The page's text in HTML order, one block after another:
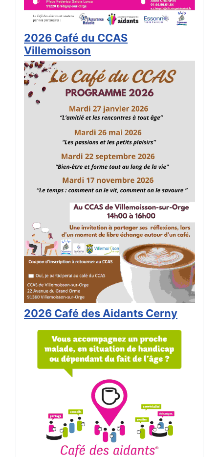
2026 Café du CCAS
Villemoisson
2026 Café des Aidants Cerny